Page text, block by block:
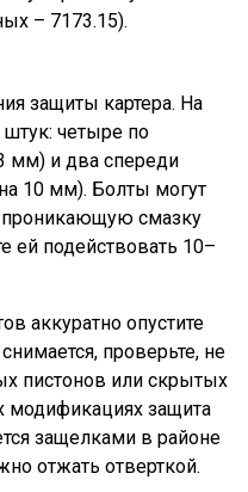
– 7173.15).
защиты картера. На
четыре по
мм) и два спереди
10 мм). Болты могут
проникающую смазку
ей подействовать 10–
аккуратно опустите
проверьте, не
пистонов или скрытых
модификациях защита
защелками в районе
отжать отверткой.